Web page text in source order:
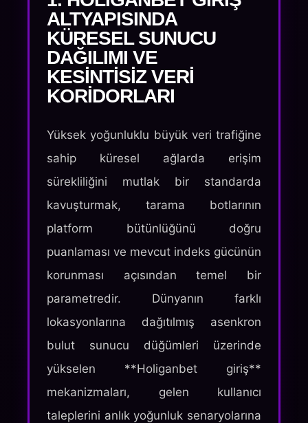
ALTYAPISINDA
KÜRESEL SUNUCU
DAĞILIMI VE
KESINTISIZ VERI
KORIDORLARI
Yüksek yoğunluklu büyük veri trafiğine
sahip küresel ağlarda erişim
sürekliliğini mutlak bir standarda
kavuşturmak, tarama botlarının
platform bütünlüğünü doğru
puanlaması ve mevcut indeks gücünün
korunması açısından temel bir
parametredir. Dünyanın farklı
lokasyonlarına dağıtılmış asenkron
bulut sunucu düğümleri üzerinde
yükselen **Holiganbet giriş**
mekanizmaları, gelen kullanıcı
taleplerini anlık yoğunluk senaryolarına